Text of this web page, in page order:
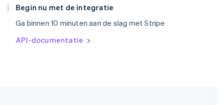
Begin nu met de integratie
Ga binnen 10 minuten aan de slag met Stripe
API-documentatie
English
简体中文English
English